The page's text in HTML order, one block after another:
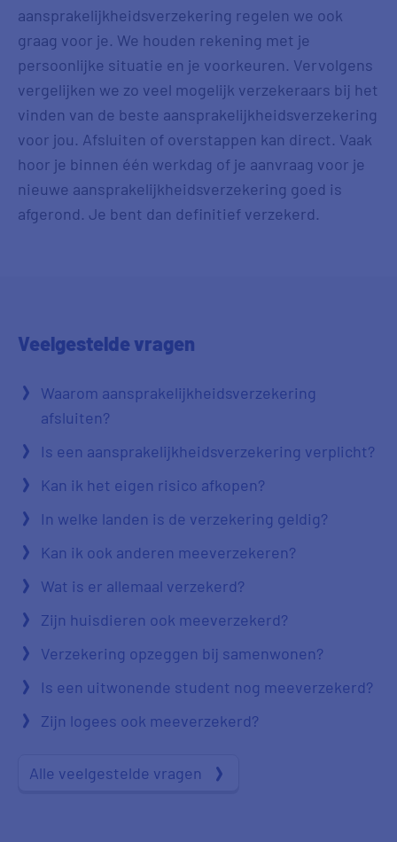
aansprakelijkheidsverzekering regelen we ook
graag voor je. We houden rekening met je
persoonlijke situatie en je voorkeuren. Vervolgens
vergelijken we zo veel mogelijk verzekeraars bij het
vinden van de beste aansprakelijkheidsverzekering
voor jou. Afsluiten of overstappen kan direct. Vaak
hoor je binnen één werkdag of je aanvraag voor je
nieuwe aansprakelijkheidsverzekering goed is
afgerond. Je bent dan definitief verzekerd.
Veelgestelde vragen
Waarom aansprakelijkheidsverzekering
afsluiten?
Is een aansprakelijkheidsverzekering verplicht?
Kan ik het eigen risico afkopen?
In welke landen is de verzekering geldig?
Kan ik ook anderen meeverzekeren?
Wat is er allemaal verzekerd?
Zijn huisdieren ook meeverzekerd?
Verzekering opzeggen bij samenwonen?
Is een uitwonende student nog meeverzekerd?
Zijn logees ook meeverzekerd?
Alle veelgestelde vragen